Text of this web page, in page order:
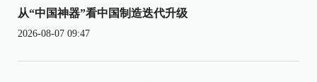
从“中国神器”看中国制造迭代升级
2026-08-07 09:47